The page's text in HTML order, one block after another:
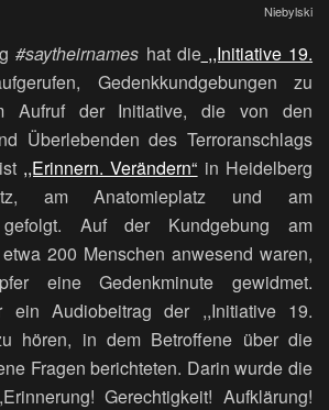
Niebylski
#saytheirnames hat die,,Initiative 19.
Gedenkkundgebungen zu
Aufruf der Initiative, die von den
Überlebenden des Terroranschlags
,,Erinnern. Verändern“ in Heidelberg
am Anatomieplatz und am
gefolgt. Auf der Kundgebung am
200 Menschen anwesend waren,
eine Gedenkminute gewidmet.
ein Audiobeitrag der ,,Initiative 19.
hören, in dem Betroffene über die
Fragen berichteten. Darin wurde die
Gerechtigkeit! Aufklärung!